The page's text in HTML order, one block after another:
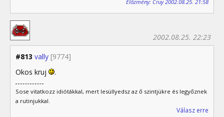
Előzmény: Cruy 2002.08.25. 21:58
#813 vally [9774]
2002.08.25. 22:23
Okos kruj .
Sose vitatkozz idiótákkal, mert lesüllyedsz az ő szintjükre és legyőznek
a rutinjukkal.
Válasz erre